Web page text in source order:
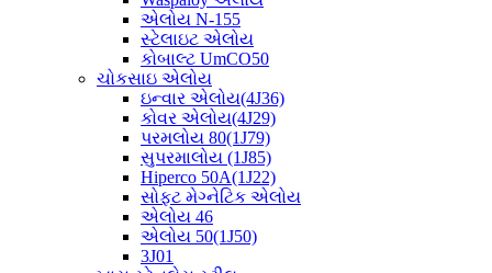
એલોય N-155
સ્ટેલાઇટ એલોય
કોબાલ્ટ UmCO50
ચોકસાઇ એલોય
ઇન્વાર એલોય(4J36)
કોવર એલોય(4J29)
પરમલોય 80(1J79)
સુપરમાલોય (1J85)
Hiperco 50A(1J22)
સોફ્ટ મેગ્નેટિક એલોય
એલોય 46
એલોય 50(1J50)
3J01